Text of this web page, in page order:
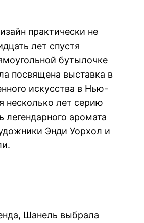
практически не
лет спустя
бутылочке
посвящена выставка в
искусства в Нью-
несколько лет серию
легендарного аромата
Энди Уорхол и
Шанель выбрала